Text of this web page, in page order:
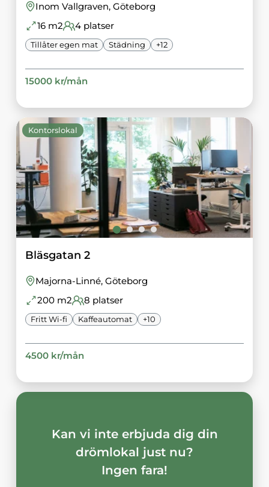
Inom Vallgraven, Göteborg
16m2 4platser
Tillåter egen mat Städning +12
15000kr/mån
Kontorslokal
Bläsgatan 2
Majorna-Linné, Göteborg
200m2 8 platser
Fritt Wi-fi Kaffeautomat +10
4500kr/mån
Kan vi inte erbjuda dig din
drömlokal just nu?
Ingen fara!